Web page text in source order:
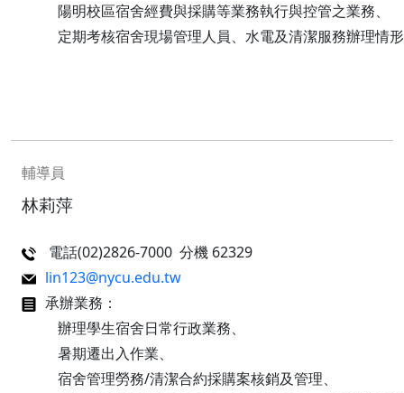
陽明校區宿舍經費與採購等業務執行與控管之業務、
定期考核宿舍現場管理人員、水電及清潔服務辦理情
輔導員
林莉萍
電話(02)2826-7000 分機 62329
lin123@nycu.edu.tw
承辦業務：
辦理學生宿舍日常行政業務、
暑期遷出入作業、
宿舍管理勞務/清潔合約採購案核銷及管理、